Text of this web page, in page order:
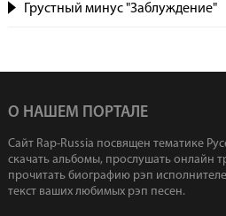
Грустный минус "Заблуждение"
О НАШЕМ ПОРТАЛЕ
Сайт Rap-Russia посвящен тематике
скачать альбомы, прослушать онлайн
прочитать биографию рэп
текст ваших любимых рэп песен.